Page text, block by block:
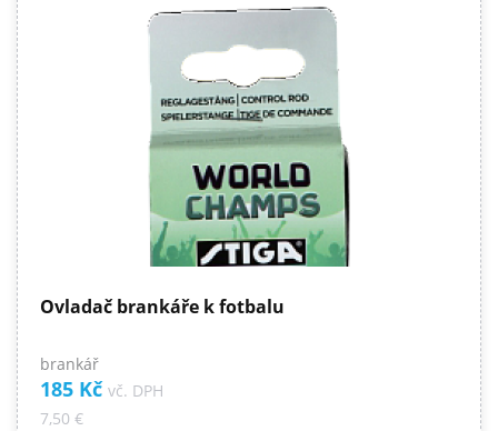
Ovladač brankáře k fotbalu
brankář
185 Kč vč. DPH
7,50 €